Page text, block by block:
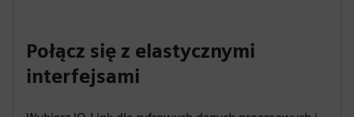
Połącz się z elastycznymi
interfejsami